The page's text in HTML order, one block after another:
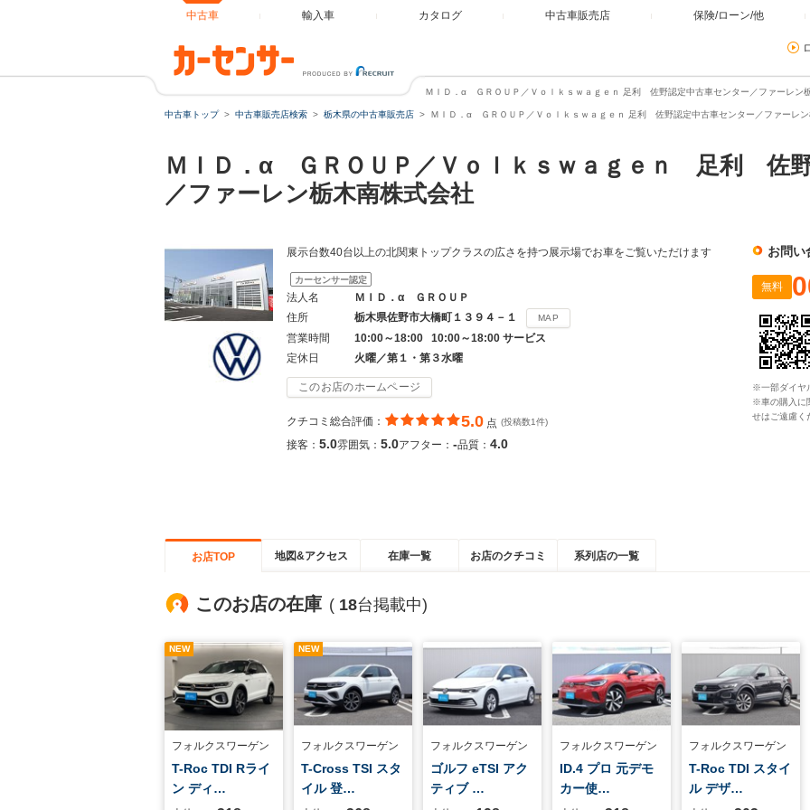
中古車 輸入車 カタログ 中古車販売店 保険/ローン/他
ＭＩＤ．α ＧＲＯＵＰ／Ｖｏｌｋｓｗａｇｅｎ 足利 佐野認定中古車センター／ファーレン
中古車トップ 中古車販売店検索 栃木県の中古車販売店 ＭＩＤ．α ＧＲＯＵＰ／Ｖｏｌｋｓｗａｇｅｎ 足利 佐野認定中古車センター／ファーレン
ＭＩＤ．α ＧＲＯＵＰ／Ｖｏｌｋｓｗａｇｅｎ 足利 佐
／ファーレン栃木南株式会社
展示台数40台以上の北関東トップクラスの広さを持つ展示場でお車をご覧いただけます
カーセンサー認定
法人名
ＭＩＤ．α ＧＲＯＵＰ
住所
栃木県佐野市大橋町１３９４－１ MAP
営業時間
10:00～18:00 10:00～18:00 サービス
定休日
火曜／第１・第３水曜
このお店のホームページ
クチコミ総合評価： 5.0 点 (投稿数1件)
接客： 5.0雰囲気： 5.0アフター： -品質： 4.0
お問い
無料
※一部ダイヤ
※車の購入に
せはご遠慮く
お店TOP 地図&アクセス 在庫一覧 お店のクチコミ 系列店の一覧
このお店の在庫 ( 18台掲載中)
NEW
フォルクスワーゲン
T-Roc TDI Rライ
ン ディ…
NEW
フォルクスワーゲン
T-Cross TSI スタ
イル 登…
フォルクスワーゲン
ゴルフ eTSI アク
ティブ …
フォルクスワーゲン
ID.4 プロ 元デモ
カー使…
フォルクスワーゲン
T-Roc TDI スタイ
ル デザ…